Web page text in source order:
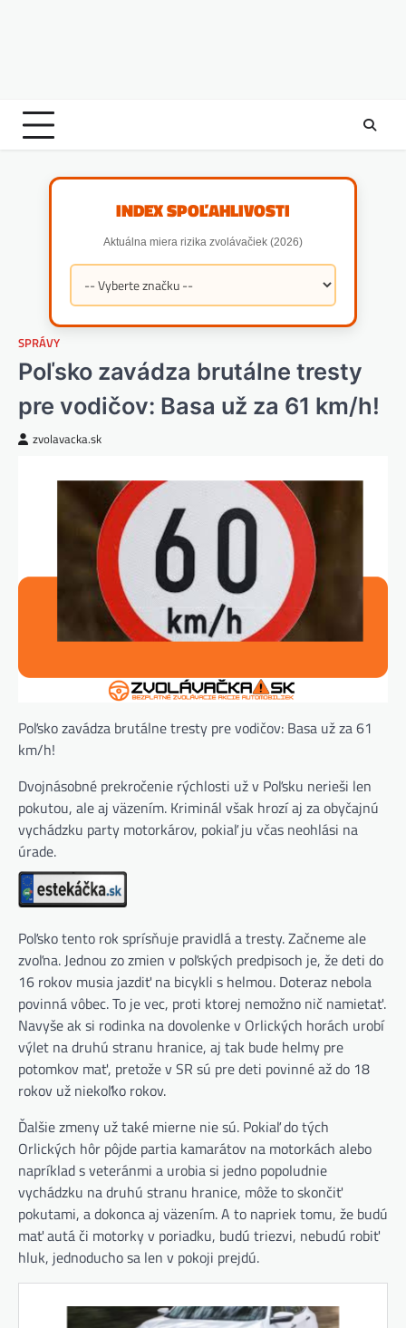
INDEX SPOĽAHLIVOSTI
Aktuálna miera rizika zvolávačiek (2026)
SPRÁVY
Poľsko zavádza brutálne tresty
pre vodičov: Basa už za 61 km/h!
zvolavacka.sk
Poľsko zavádza brutálne tresty pre vodičov: Basa už za 61
km/h!
Dvojnásobné prekročenie rýchlosti už v Poľsku nerieši len
pokutou, ale aj väzením. Kriminál však hrozí aj za obyčajnú
vychádzku party motorkárov, pokiaľ ju včas neohlási na
úrade.
Poľsko tento rok sprísňuje pravidlá a tresty. Začneme ale
zvoľna. Jednou zo zmien v poľských predpisoch je, že deti do
16 rokov musia jazdiť na bicykli s helmou. Doteraz nebola
povinná vôbec. To je vec, proti ktorej nemožno nič namietať.
Navyše ak si rodinka na dovolenke v Orlických horách urobí
výlet na druhú stranu hranice, aj tak bude helmy pre
potomkov mať, pretože v SR sú pre deti povinné až do 18
rokov už niekoľko rokov.
Ďalšie zmeny už také mierne nie sú. Pokiaľ do tých
Orlických hôr pôjde partia kamarátov na motorkách alebo
napríklad s veteránmi a urobia si jedno popoludnie
vychádzku na druhú stranu hranice, môže to skončiť
pokutami, a dokonca aj väzením. A to napriek tomu, že budú
mať autá či motorky v poriadku, budú triezvi, nebudú robiť
hluk, jednoducho sa len v pokoji prejdú.